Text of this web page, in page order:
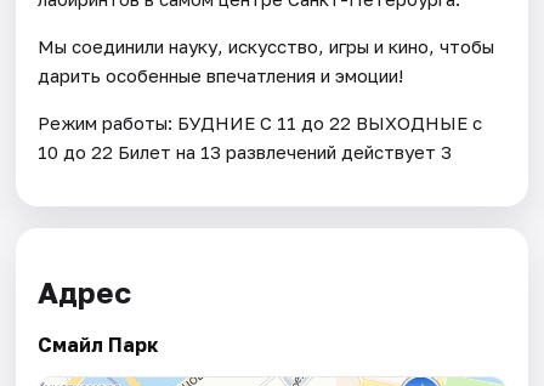
Мы соединили науку, искусство, игры и кино, чтобы
дарить особенные впечатления и эмоции!
Режим работы: БУДНИЕ С 11 до 22 ВЫХОДНЫЕ с
10 до 22 Билет на 13 развлечений действует 3
Адрес
Смайл Парк